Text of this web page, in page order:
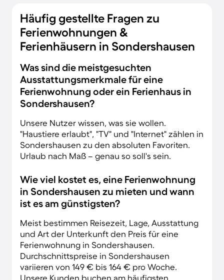
Häufig gestellte Fragen zu
Ferienwohnungen &
Ferienhäusern in Sondershausen
Was sind die meistgesuchten
Ausstattungsmerkmale für eine
Ferienwohnung oder ein Ferienhaus in
Sondershausen?
Unsere Nutzer wissen, was sie wollen.
"Haustiere erlaubt", "TV" und "Internet" zählen in
Sondershausen zu den absoluten Favoriten.
Urlaub nach Maß – genau so soll's sein.
Wie viel kostet es, eine Ferienwohnung
in Sondershausen zu mieten und wann
ist es am günstigsten?
Meist bestimmen Reisezeit, Lage, Ausstattung
und Art der Unterkunft den Preis für eine
Ferienwohnung in Sondershausen.
Durchschnittspreise in Sondershausen
variieren von 149 € bis 164 € pro Woche.
Unsere Kunden buchen am häufigsten